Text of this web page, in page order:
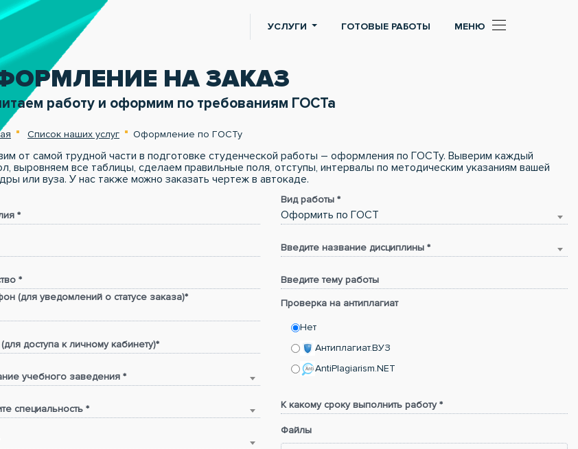
УСЛУГИ ГОТОВЫЕ РАБОТЫ МЕНЮ
НА ЗАКАЗ
работу и оформим по требованиям ГОСТа
Список наших услуг Оформление по ГОСТу
от самой трудной части в подготовке студенческой работы – оформления по ГОСТу. Выверим каждый
выровняем все таблицы, сделаем правильные поля, отступы, интервалы по методическим указаниям вашей
или вуза. У нас также можно заказать чертеж в автокаде.
*
*
(для уведомлений о статусе заказа)*
(для доступа к личному кабинету)*
учебного заведения *
специальность *
Оформить по ГОСТ
Вид работы *
Введите название дисциплины *
Введите тему работы
Проверка на антиплагиат
Нет
Антиплагиат.ВУЗ
AntiPlagiarism.NET
К какому сроку выполнить работу *
Файлы